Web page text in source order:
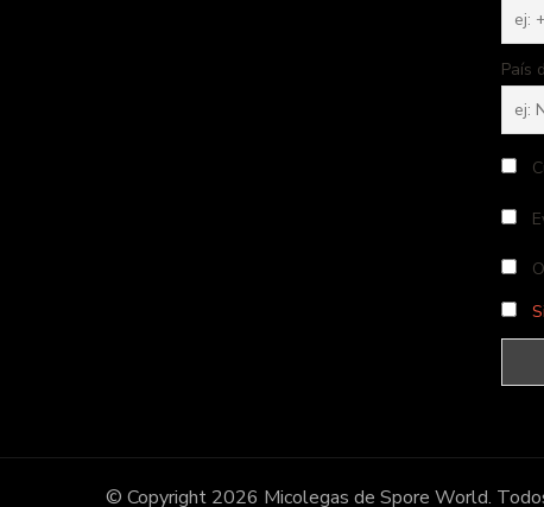
País
© Copyright 2026 Micolegas de Spore World.